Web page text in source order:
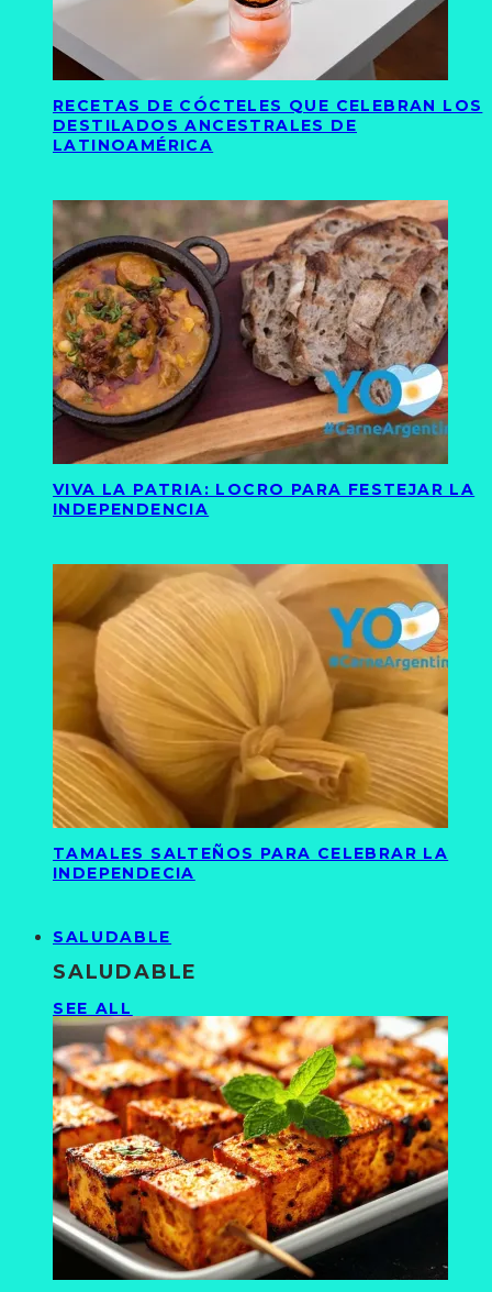
RECETAS DE CÓCTELES QUE CELEBRAN LOS
DESTILADOS ANCESTRALES DE
LATINOAMÉRICA
VIVA LA PATRIA: LOCRO PARA FESTEJAR LA
INDEPENDENCIA
TAMALES SALTEÑOS PARA CELEBRAR LA
INDEPENDECIA
SALUDABLE
SALUDABLE
SEE ALL